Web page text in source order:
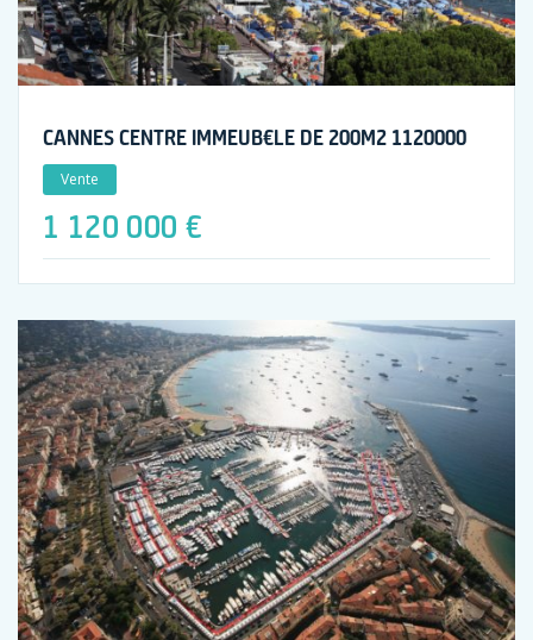
CANNES CENTRE IMMEUB€LE DE 200M2 1120000
Vente
1 120 000 €